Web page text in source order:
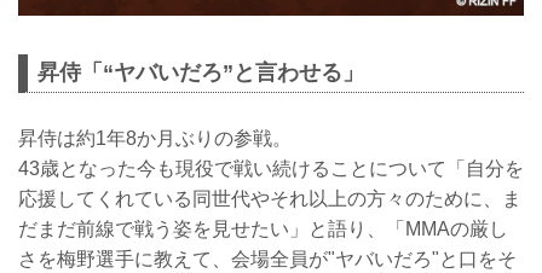
昇侍「“ヤバいだろ”と言わせる」
昇侍は約1年8か月ぶりの参戦。
43歳となった今も現役で戦い続けることについて「自分を
応援してくれている同世代やそれ以上の方々のために、ま
だまだ前線で戦う姿を見せたい」と語り、「MMAの厳し
さを梅野選手に教えて、会場全員が"ヤバいだろ"と口をそ